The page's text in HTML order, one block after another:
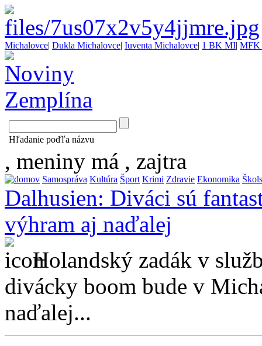
Michalovce| Dukla Michalovce| Iuventa Michalovce| 1 BK MI| MFK
Hľadanie poďľa názvu
, meniny má , zajtra
Samospráva Kultúra Šport Krimi Zdravie Ekonomika
Dalhusien: Diváci sú
výhram aj naďalej
Holandský zadák v
divácky boom bude v
naďalej...